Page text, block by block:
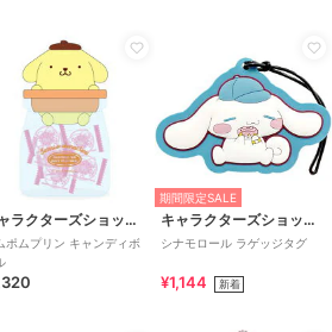
キャラクターズショップ ラフラフ
ポムプリン キャンディボ
期間限定SALE
キャラクターズショップ ラフラフ
シナモロール ラゲッジタグ
¥1,144 新着